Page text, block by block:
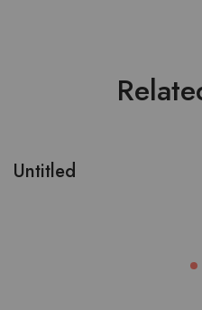
Untitled